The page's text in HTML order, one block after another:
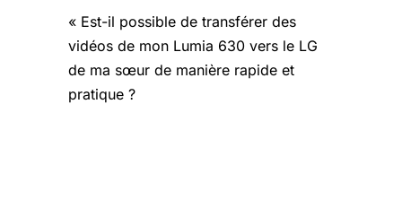
« Est-il possible de transférer des
vidéos de mon Lumia 630 vers le LG
de ma sœur de manière rapide et
pratique ?